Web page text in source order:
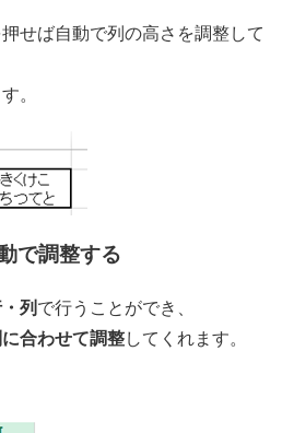
押せば自動で列の高さを調整して
。
で調整する
列で行うことができ、
合わせて調整してくれます。